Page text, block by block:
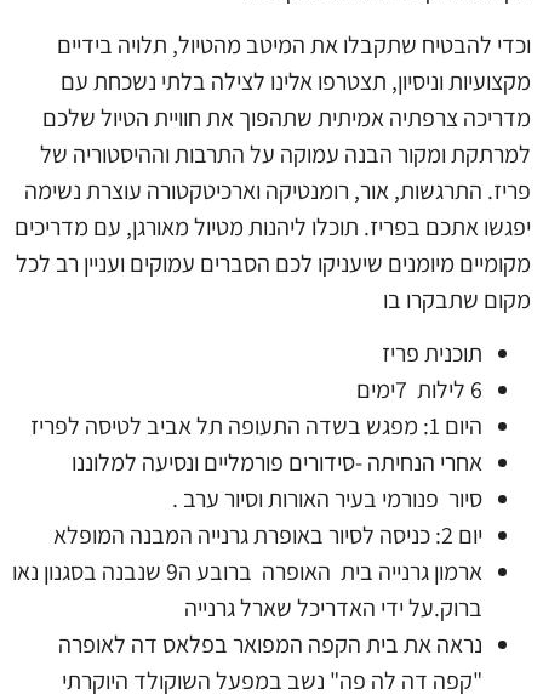
וכדי להבטיח שתקבלו את המיטב מהטיול, תלויה בידיים
מקצועיות וניסיון, תצטרפו אלינו לצילה בלתי נשכחת עם
מדריכה צרפתיה אמיתית שתהפוך את חוויית הטיול שלכם
למרתקת ומקור הבנה עמוקה על התרבות וההיסטוריה של
פריז. התרגשות, אור, רומנטיקה וארכיטקטורה עוצרת נשימה
יפגשו אתכם בפריז. תוכלו ליהנות מטיול מאורגן, עם מדריכים
מקומיים מיומנים שיעניקו לכם הסברים עמוקים ועניין רב לכל
מקום שתבקרו בו
תוכנית פריז
6 לילות 7ימים
היום 1: מפגש בשדה התעופה תל אביב לטיסה לפריז
אחרי הנחיתה -סידורים פורמליים ונסיעה למלוננו
סיור פנורמי בעיר האורות וסיור ערב .
יום 2: כניסה לסיור באופרת גרנייה המבנה המופלא
ארמון גרנייה בית האופרה ברובע ה9 שנבנה בסגנון נאו
ברוק.על ידי האדריכל שארל גרנייה
נראה את בית הקפה המפואר בפלאס דה לאופרה
"קפה דה לה פה" נשב במפעל השוקולד היוקרתי